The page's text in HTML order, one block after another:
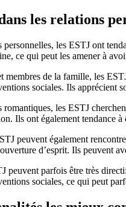
les relations
personnelles, les ESTJ ont
ce qui peut les amener à
membres de la famille, les
sociales. Ils apprécient
romantiques, les ESTJ
Ils ont également tendance
peuvent également
d’esprit. Ils peuvent
peuvent parfois être très
sociales, ce qui peut